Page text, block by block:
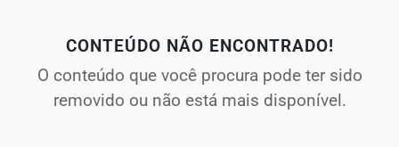
CONTEÚDO NÃO ENCONTRADO!
O conteúdo que você procura pode ter sido
removido ou não está mais disponível.